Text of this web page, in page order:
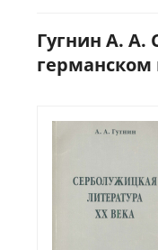
Гугнин А. А.
германском